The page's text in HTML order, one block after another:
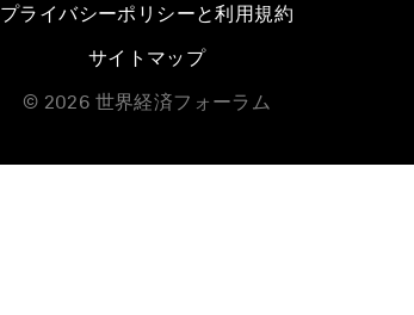
プライバシーポリシーと利用規約
サイトマップ
© 2026 世界経済フォーラム